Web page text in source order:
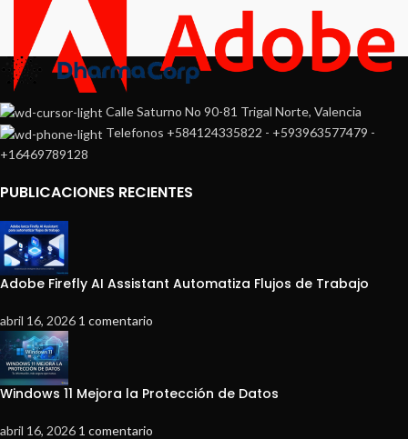
Calle Saturno No 90-81 Trigal Norte, Valencia
Telefonos +584124335822 - +593963577479 -
+16469789128
PUBLICACIONES RECIENTES
Adobe Firefly AI Assistant Automatiza Flujos de Trabajo
abril 16, 2026 1 comentario
Windows 11 Mejora la Protección de Datos
abril 16, 2026 1 comentario